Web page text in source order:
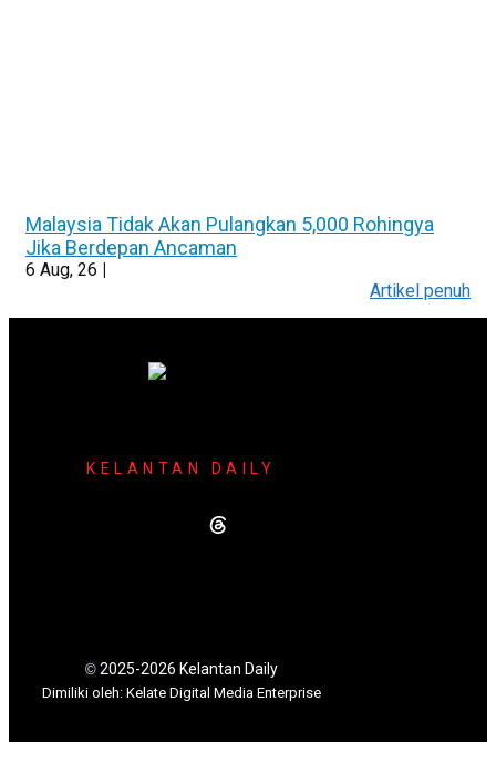
Malaysia Tidak Akan Pulangkan 5,000 Rohingya
Jika Berdepan Ancaman
6 Aug, 26
Artikel penuh
KELANTAN DAILY
©2025-2026 Kelantan Daily
Dimiliki oleh: Kelate Digital Media Enterprise